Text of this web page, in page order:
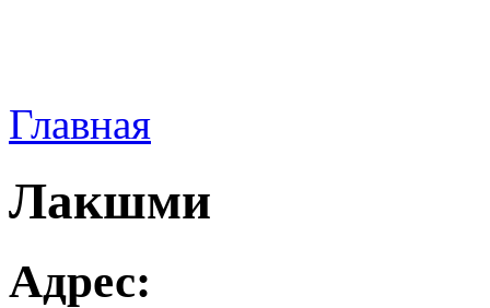
Главная
Лакшми
Адрес: